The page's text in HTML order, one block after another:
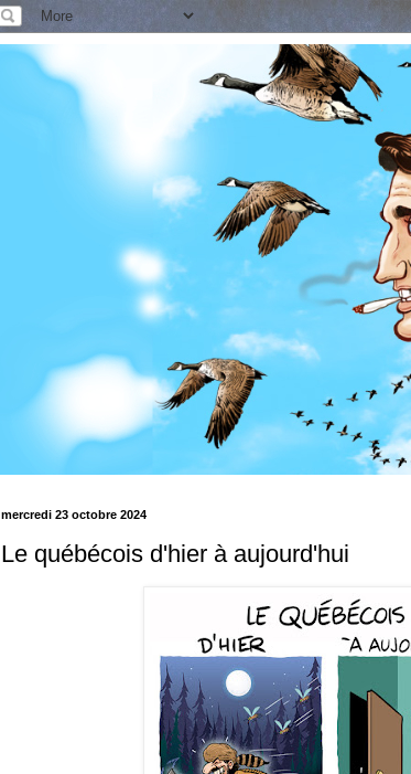
mercredi 23 octobre 2024
Le québécois d'hier à aujourd'hui